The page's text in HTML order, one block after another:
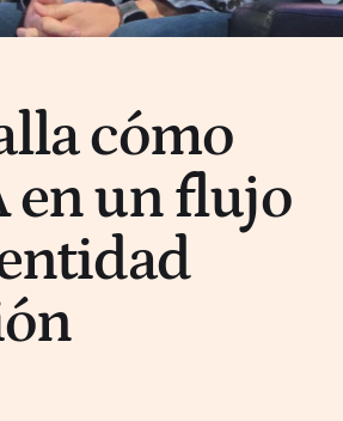
cómo
en un flujo